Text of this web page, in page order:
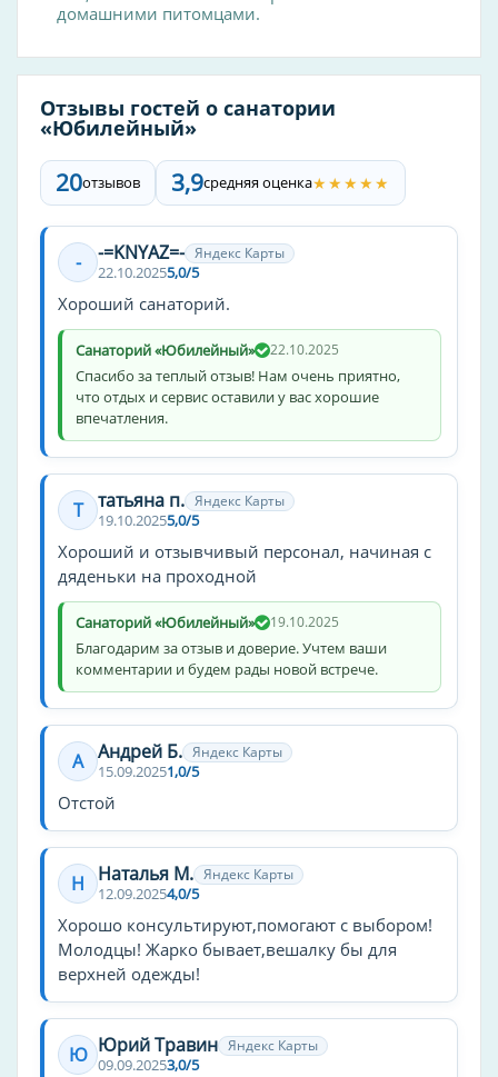
Караоке
Спорт
Туры
детские
Зоны общественного пользования
Парк
Цены
высокие
Способ оплаты
оплата картой
домашними питомцами.
Отзывы гостей о санатории
«Юбилейный»
20отзывов 3,9средняя оценка★★★★★
- -=KNYAZ=- Яндекс Карты
22.10.20255,0/5
Хороший санаторий.
Санаторий «Юбилейный» 22.10.2025
Спасибо за теплый отзыв! Нам очень приятно,
что отдых и сервис оставили у вас хорошие
впечатления.
Т татьяна п. Яндекс Карты
19.10.20255,0/5
Хороший и отзывчивый персонал, начиная с
дяденьки на проходной
Санаторий «Юбилейный» 19.10.2025
Благодарим за отзыв и доверие. Учтем ваши
комментарии и будем рады новой встрече.
А Андрей Б. Яндекс Карты
15.09.20251,0/5
Отстой
Н Наталья М. Яндекс Карты
12.09.20254,0/5
Хорошо консультируют,помогают с выбором!
Молодцы! Жарко бывает,вешалку бы для
верхней одежды!
Ю Юрий Травин Яндекс Карты
09.09.20253,0/5